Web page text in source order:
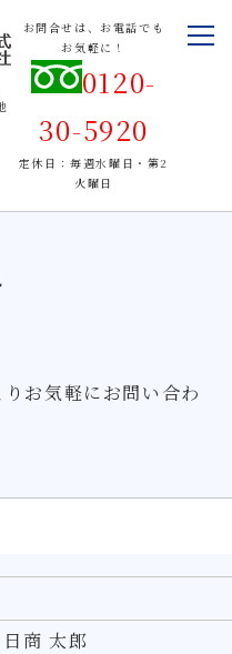
お問合せは、お電話でも
お気軽に！
0120-
30-5920
定休日：毎週水曜日・第2
火曜日
お気軽にお問い合わ
商 太郎